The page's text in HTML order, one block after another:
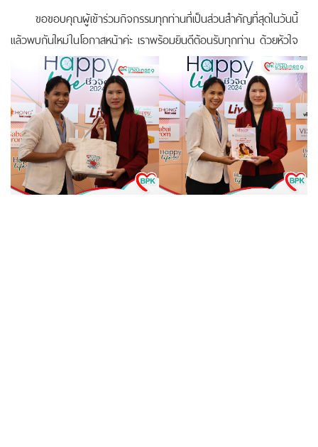
ขอขอบคุณผู้เข้าร่วมกิจกรรมทุกท่านที่เป็นส่วนสำคัญที่สุดในวันนี้
แล้วพบกันใหม่ในโอกาสหน้าค่ะ เราพร้อมยินดีต้อนรับทุกท่าน ด้วยหัวใจ